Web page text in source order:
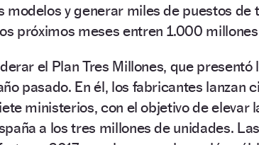
modelos y generar miles de puestos de
próximos meses entren 1.000
el Plan Tres Millones, que presentó
pasado. En él, los fabricantes lanzan
ministerios, con el objetivo de elevar
a los tres millones de unidades.